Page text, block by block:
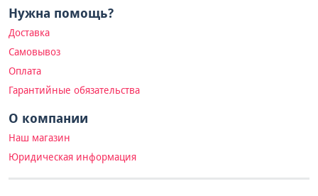
Нужна помощь?
Доставка
Самовывоз
Оплата
Гарантийные обязательства
О компании
Наш магазин
Юридическая информация